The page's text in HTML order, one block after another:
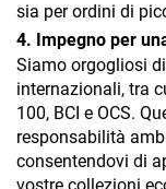
sia per ordini di
4. Impegno per
Siamo orgogliosi
internazionali, tra
100, BCI e OCS.
responsabilità
consentendovi di